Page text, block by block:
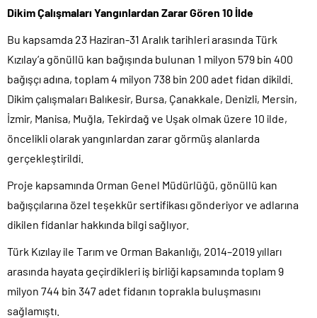
Dikim Çalışmaları Yangınlardan Zarar Gören 10 İlde
Bu kapsamda 23 Haziran-31 Aralık tarihleri arasında Türk
Kızılay’a gönüllü kan bağışında bulunan 1 milyon 579 bin 400
bağışçı adına, toplam 4 milyon 738 bin 200 adet fidan dikildi.
Dikim çalışmaları Balıkesir, Bursa, Çanakkale, Denizli, Mersin,
İzmir, Manisa, Muğla, Tekirdağ ve Uşak olmak üzere 10 ilde,
öncelikli olarak yangınlardan zarar görmüş alanlarda
gerçekleştirildi.
Proje kapsamında Orman Genel Müdürlüğü, gönüllü kan
bağışçılarına özel teşekkür sertifikası gönderiyor ve adlarına
dikilen fidanlar hakkında bilgi sağlıyor.
Türk Kızılay ile Tarım ve Orman Bakanlığı, 2014–2019 yılları
arasında hayata geçirdikleri iş birliği kapsamında toplam 9
milyon 744 bin 347 adet fidanın toprakla buluşmasını
sağlamıştı.